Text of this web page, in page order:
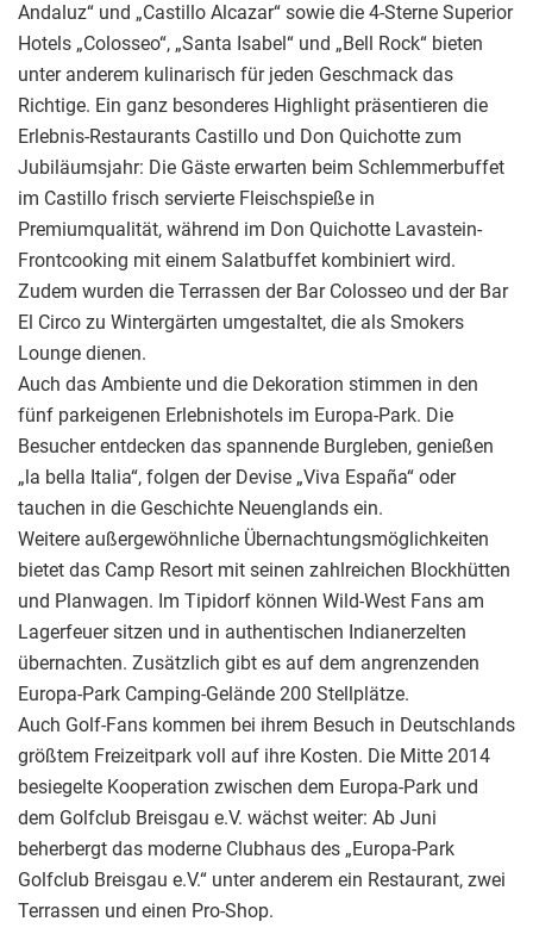
Andaluz“ und „Castillo Alcazar“ sowie die 4-Sterne Superior
Hotels „Colosseo“, „Santa Isabel“ und „Bell Rock“ bieten
unter anderem kulinarisch für jeden Geschmack das
Richtige. Ein ganz besonderes Highlight präsentieren die
Erlebnis-Restaurants Castillo und Don Quichotte zum
Jubiläumsjahr: Die Gäste erwarten beim Schlemmerbuffet
im Castillo frisch servierte Fleischspieße in
Premiumqualität, während im Don Quichotte Lavastein-
Frontcooking mit einem Salatbuffet kombiniert wird.
Zudem wurden die Terrassen der Bar Colosseo und der Bar
El Circo zu Wintergärten umgestaltet, die als Smokers
Lounge dienen.
Auch das Ambiente und die Dekoration stimmen in den
fünf parkeigenen Erlebnishotels im Europa-Park. Die
Besucher entdecken das spannende Burgleben, genießen
„la bella Italia“, folgen der Devise „Viva España“ oder
tauchen in die Geschichte Neuenglands ein.
Weitere außergewöhnliche Übernachtungsmöglichkeiten
bietet das Camp Resort mit seinen zahlreichen Blockhütten
und Planwagen. Im Tipidorf können Wild-West Fans am
Lagerfeuer sitzen und in authentischen Indianerzelten
übernachten. Zusätzlich gibt es auf dem angrenzenden
Europa-Park Camping-Gelände 200 Stellplätze.
Auch Golf-Fans kommen bei ihrem Besuch in Deutschlands
größtem Freizeitpark voll auf ihre Kosten. Die Mitte 2014
besiegelte Kooperation zwischen dem Europa-Park und
dem Golfclub Breisgau e.V. wächst weiter: Ab Juni
beherbergt das moderne Clubhaus des „Europa-Park
Golfclub Breisgau e.V.“ unter anderem ein Restaurant, zwei
Terrassen und einen Pro-Shop.